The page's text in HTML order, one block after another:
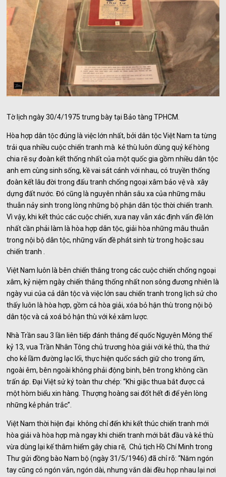
Tờ lịch ngày 30/4/1975 trưng bày tại Bảo tàng TPHCM.
Hòa hợp dân tộc đúng là việc lớn nhất, bởi dân tộc Việt Nam ta từng
trải qua nhiều cuộc chiến tranh mà kẻ thù luôn dùng quỷ kế hòng
chia rẽ sự đoàn kết thống nhất của một quốc gia gồm nhiều dân tộc
anh em cùng sinh sống, kề vai sát cánh với nhau, có truyền thống
đoàn kết lâu đời trong đấu tranh chống ngoại xâm bảo vệ và xây
dựng đất nước. Đó cũng là nguyên nhân sâu xa của những mâu
thuẫn nảy sinh trong lòng những bộ phận dân tộc thời chiến tranh.
Vì vậy, khi kết thúc các cuộc chiến, xưa nay vẫn xác định vấn đề lớn
nhất cần phải làm là hòa hợp dân tộc, giải hòa những mâu thuẫn
trong nội bộ dân tộc, những vấn đề phát sinh từ trong hoặc sau
chiến tranh .
Việt Nam luôn là bên chiến thắng trong các cuộc chiến chống ngoại
xâm, kỷ niệm ngày chiến thắng thống nhất non sông đương nhiên là
ngày vui của cả dân tộc và việc lớn sau chiến tranh trong lịch sử cho
thấy luôn là hòa hợp, gồm cả hòa giải, xóa bỏ hận thù trong nội bộ
dân tộc và cả xoá bỏ hận thù với kẻ xâm lược.
Nhà Trần sau 3 lần liên tiếp đánh thắng đế quốc Nguyên Mông thế
kỷ 13, vua Trần Nhân Tông chủ trương hòa giải với kẻ thù, tha thứ
cho kẻ lầm đường lạc lối, thực hiện quốc sách giữ cho trong ấm,
ngoài êm, bên ngoài không phải động binh, bên trong không cần
trấn áp. Đại Việt sử ký toàn thư chép: “Khi giặc thua bắt được cả
một hòm biểu xin hàng. Thượng hoàng sai đốt hết đi để yên lòng
những kẻ phản trắc”.
Việt Nam thời hiện đại không chỉ đến khi kết thúc chiến tranh mới
hòa giải và hòa hợp mà ngay khi chiến tranh mới bắt đầu và kẻ thù
vừa dùng lại kế thâm hiểm gây chia rẽ, Chủ tịch Hồ Chí Minh trong
Thư gửi đồng bào Nam bộ (ngày 31/5/1946) đã chỉ rõ: “Năm ngón
tay cũng có ngón vắn, ngón dài, nhưng vắn dài đều họp nhau lại nơi